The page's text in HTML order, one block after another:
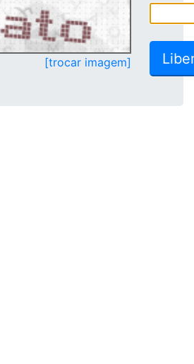
[trocar imagem]